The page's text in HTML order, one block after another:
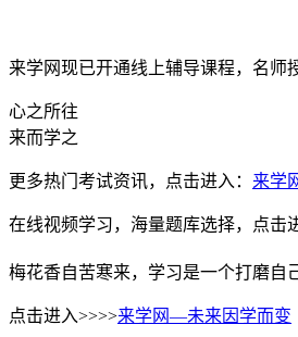
来学网现已开通线上辅导课程，名师
心之所往
来而学之
更多热门考试资讯，点击进入： 来学
在线视频学习，海量题库选择，点击
梅花香自苦寒来，学习是一个打磨自
点击进入>>>>来学网—未来因学而变